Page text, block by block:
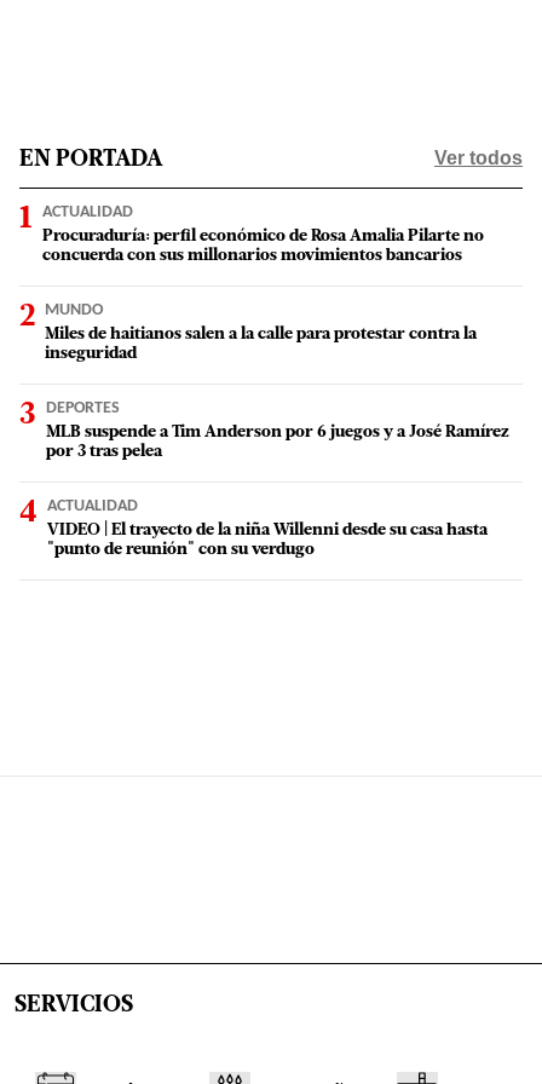
EN PORTADA Ver todos
ACTUALIDAD
Procuraduría: perfil económico de Rosa Amalia Pilarte no
concuerda con sus millonarios movimientos bancarios
MUNDO
Miles de haitianos salen a la calle para protestar contra la
inseguridad
DEPORTES
MLB suspende a Tim Anderson por 6 juegos y a José Ramírez
por 3 tras pelea
ACTUALIDAD
VIDEO | El trayecto de la niña Willenni desde su casa hasta
"punto de reunión" con su verdugo
SERVICIOS